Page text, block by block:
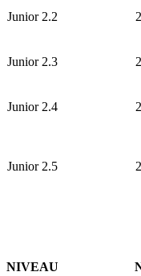
Junior 2.2
Junior 2.3
Junior 2.4
Junior 2.5
NIVEAU